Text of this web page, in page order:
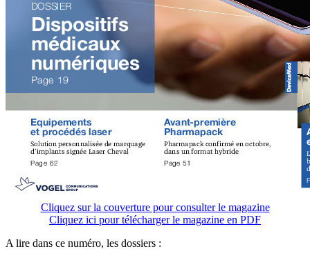
Cliquez sur la couverture pour consulter le magazine
Cliquez ici pour télécharger le magazine en PDF
A lire dans ce numéro, les dossiers :